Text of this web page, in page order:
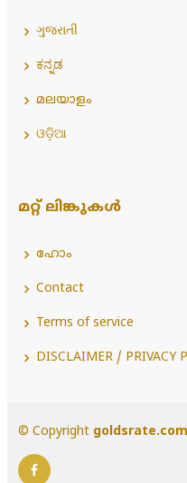
ગુજરાતી
ಕನ್ನಡ
മലയാളം
ଓଡ଼ିଆ
മറ്റ് ലിങ്കുകൾ
ഹോം
Contact
Terms of service
DISCLAIMER / PRIVACY
© Copyright goldsrate.com